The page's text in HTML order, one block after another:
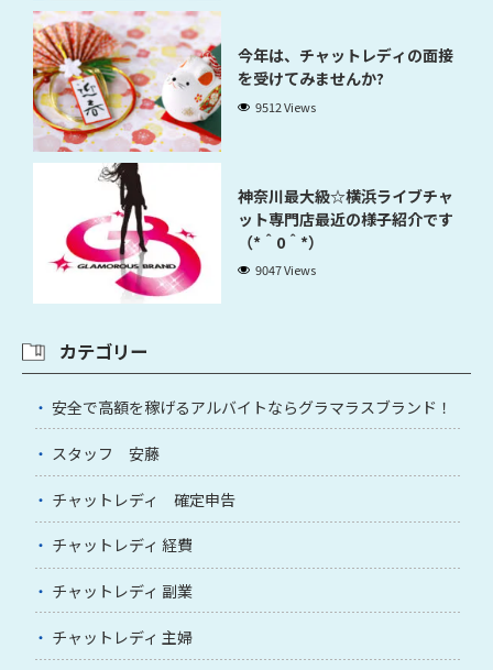
今年は、チャットレディの面接
を受けてみませんか?
9512 Views
神奈川最大級☆横浜ライブチャ
ット専門店最近の様子紹介です
（*＾0＾*）
9047 Views
カテゴリー
安全で高額を稼げるアルバイトならグラマラスブランド！
スタッフ 安藤
チャットレディ 確定申告
チャットレディ 経費
チャットレディ 副業
チャットレディ 主婦